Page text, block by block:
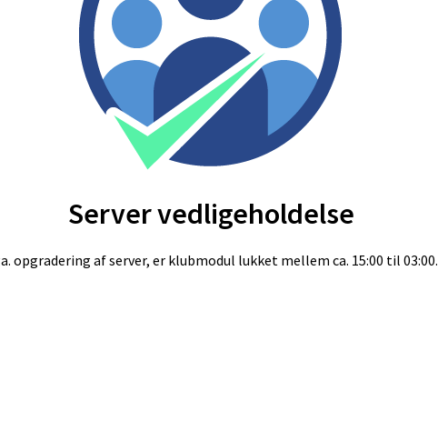
Server vedligeholdelse
opgradering af server, er klubmodul lukket mellem ca. 15:00 til 03:00.